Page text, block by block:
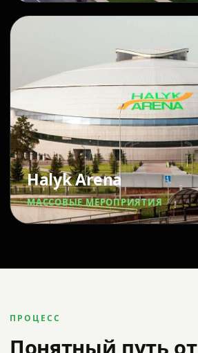
Halyk Arena
МАССОВЫЕ МЕРОПРИЯТИЯ
ПРОЦЕСС
Понятный путь от